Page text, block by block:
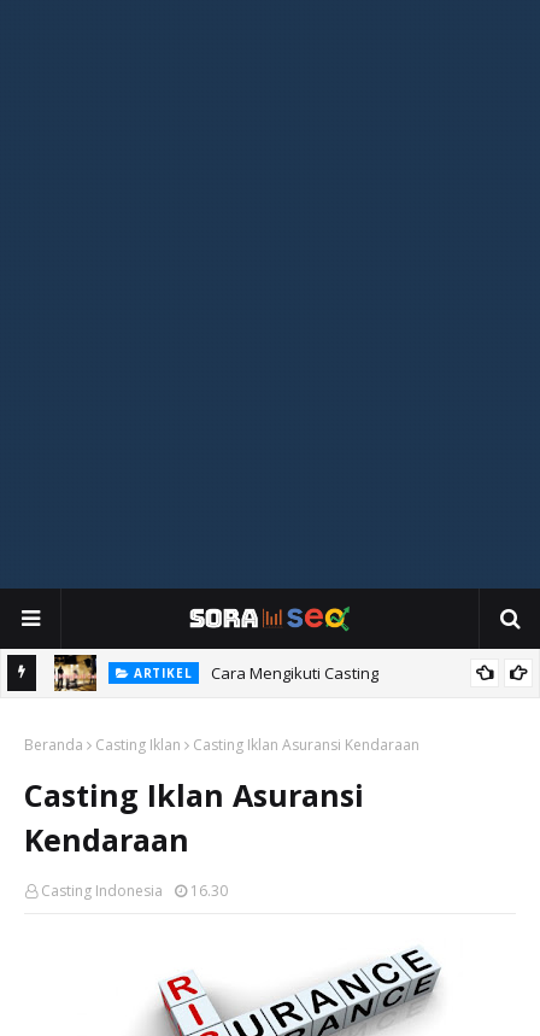
ARTIKEL Cara Mengikuti Casting
Beranda Casting Iklan Casting Iklan Asuransi Kendaraan
Casting Iklan Asuransi
Kendaraan
Casting Indonesia 16.30